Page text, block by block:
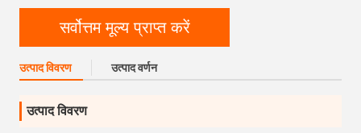
सर्वोत्तम मूल्य प्राप्त करें
उत्पाद विवरण उत्पाद वर्णन
उत्पाद विवरण